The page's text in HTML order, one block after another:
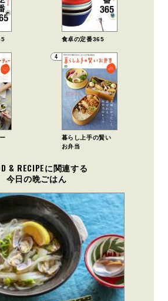
食卓の定番365
4
暮らし上手の賢い
お弁当
& RECIPEに関連する
今日の晩ごはん